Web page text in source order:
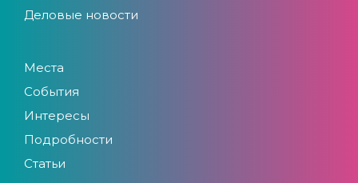
Деловые новости
Места
События
Интересы
Подробности
Статьи